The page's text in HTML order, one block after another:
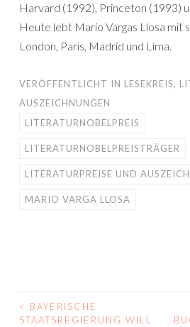
Harvard (1992), Princeton (1993)
Heute lebt Mario Vargas Llosa mit
London, Paris, Madrid und Lima.
VERÖFFENTLICHT IN LESEKREIS,
AUSZEICHNUNGEN
LITERATURNOBELPREIS
LITERATURNOBELPREISTRÄGER
LITERATURPREISE UND
MARIO VARGA LLOSA
BEITRAGS-
<
BAYERISCHE
STAATSREGIERUNG WILL